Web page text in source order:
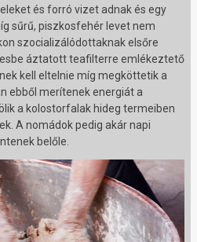
és forró vizet adnak és egy
sűrű, piszkosfehér levet nem
szocializálódottaknak elsőre
áztatott teafilterre emlékeztető
kell eltelnie míg megköttetik a
ebből merítenek energiát a
a kolostorfalak hideg termeiben
A nomádok pedig akár napi
belőle.